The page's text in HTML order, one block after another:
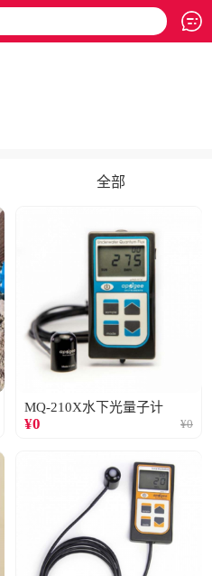
全部
MQ-210X水下光量子计
¥0 ¥0